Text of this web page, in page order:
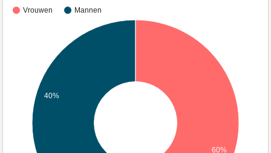
Vrouwen Mannen
40%
60%